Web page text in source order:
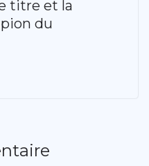
titre et la
du